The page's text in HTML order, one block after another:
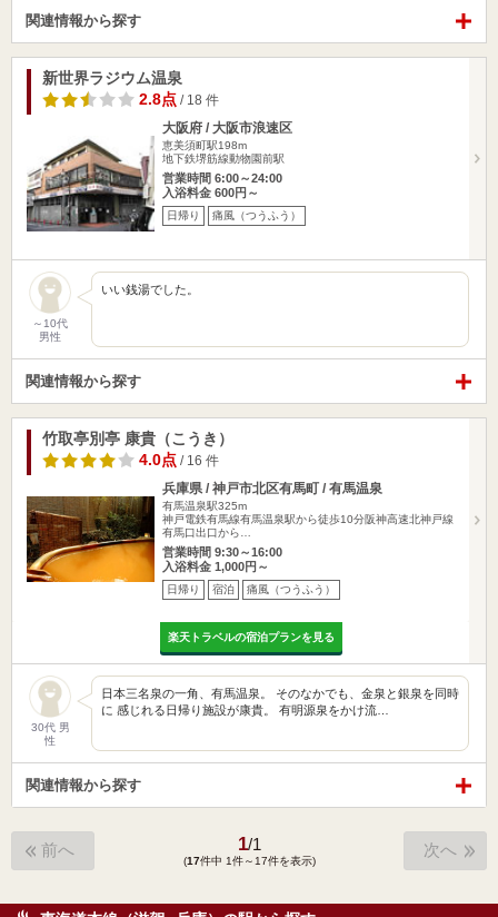
関連情報から探す
新世界ラジウム温泉
2.8点 / 18 件
大阪府 / 大阪市浪速区
恵美須町駅198m
地下鉄堺筋線動物園前駅
営業時間 6:00～24:00
入浴料金 600円～
日帰り 痛風（つうふう）
～10代
男性
いい銭湯でした。
関連情報から探す
竹取亭別亭 康貴（こうき）
4.0点 / 16 件
兵庫県 / 神戸市北区有馬町 / 有馬温泉
有馬温泉駅325m
神戸電鉄有馬線有馬温泉駅から徒歩10分阪神高速北神戸線
有馬口出口から…
営業時間 9:30～16:00
入浴料金 1,000円～
日帰り 宿泊 痛風（つうふう）
楽天トラベルの宿泊プランを見る
30代 男
性
日本三名泉の一角、有馬温泉。 そのなかでも、金泉と銀泉を同時
に 感じれる日帰り施設が康貴。 有明源泉をかけ流…
関連情報から探す
前へ 1/1
(17件中 1件～17件を表示)
次へ